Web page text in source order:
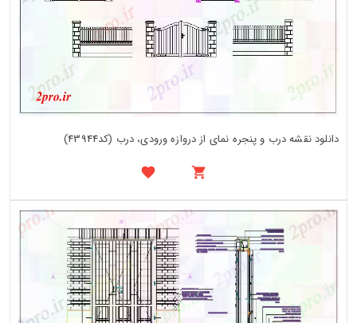
دانلود نقشه درب و پنجره نمای از دروازه ورودی، درب (کد43944)